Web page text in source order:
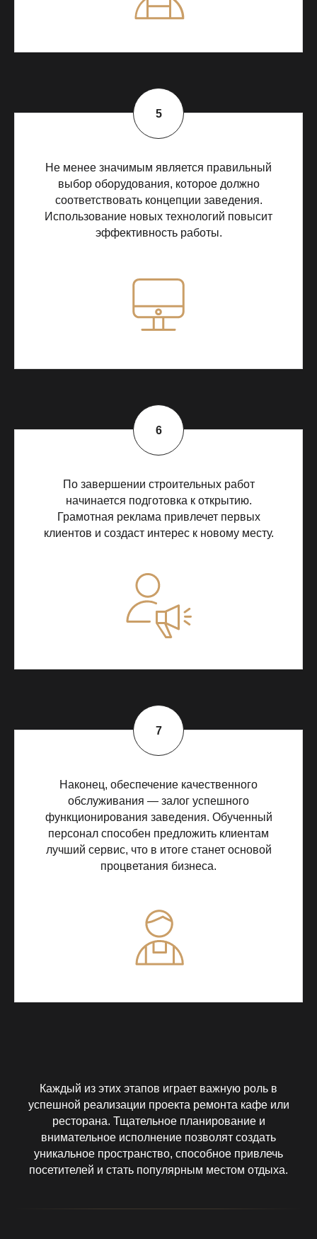
Не менее значимым является правильный
выбор оборудования, которое должно
соответствовать концепции заведения.
Использование новых технологий повысит
эффективность работы.
По завершении строительных работ
начинается подготовка к открытию.
Грамотная реклама привлечет первых
клиентов и создаст интерес к новому месту.
Наконец, обеспечение качественного
обслуживания — залог успешного
функционирования заведения. Обученный
персонал способен предложить клиентам
лучший сервис, что в итоге станет основой
процветания бизнеса.
Каждый из этих этапов играет важную роль в
успешной реализации проекта ремонта кафе или
ресторана. Тщательное планирование и
внимательное исполнение позволят создать
уникальное пространство, способное привлечь
посетителей и стать популярным местом отдыха.